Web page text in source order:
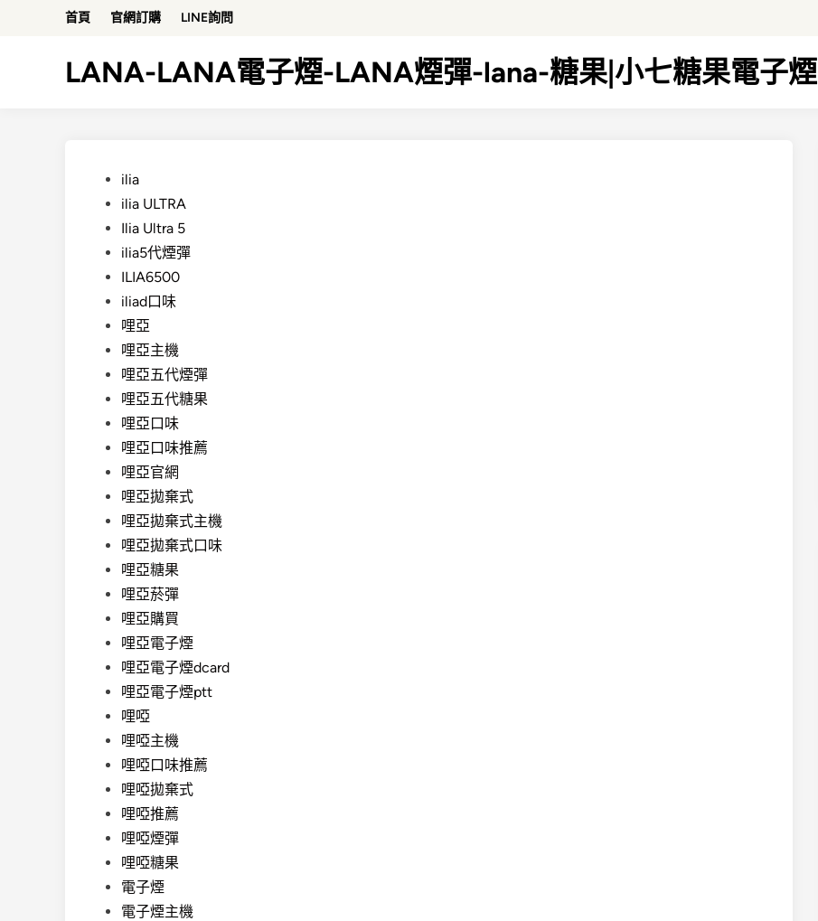
首頁 官網訂購 LINE詢問
LANA-LANA電子煙-LANA煙彈-lana-糖果|小七糖果電子煙
Posted
ilia
ilia ULTRA
Ilia Ultra 5
ilia5代煙彈
ILIA6500
iliad口味
哩亞
哩亞主機
哩亞五代煙彈
哩亞五代糖果
哩亞口味
哩亞口味推薦
哩亞官網
哩亞拋棄式
哩亞拋棄式主機
哩亞拋棄式口味
哩亞糖果
哩亞菸彈
哩亞購買
哩亞電子煙
哩亞電子煙dcard
哩亞電子煙ptt
哩啞
哩啞主機
哩啞口味推薦
哩啞拋棄式
哩啞推薦
哩啞煙彈
哩啞糖果
電子煙
電子煙主機